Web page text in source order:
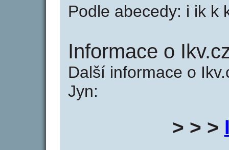
Podle abecedy: i ik k
Informace o
Další informace o
Jyn:
> > >